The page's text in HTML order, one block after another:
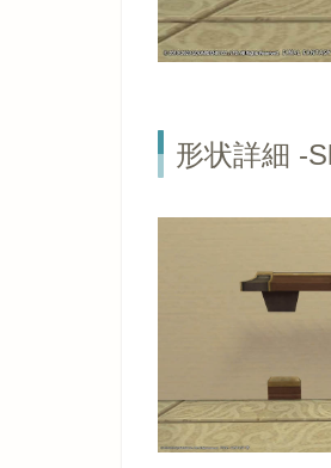
形状詳細 -